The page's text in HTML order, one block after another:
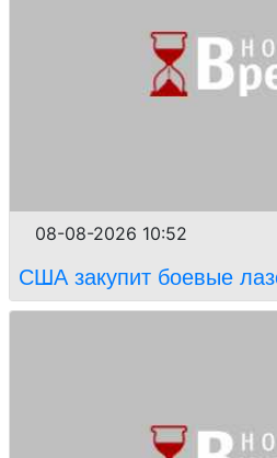
08-08-2026 10:52
США закупит боевые